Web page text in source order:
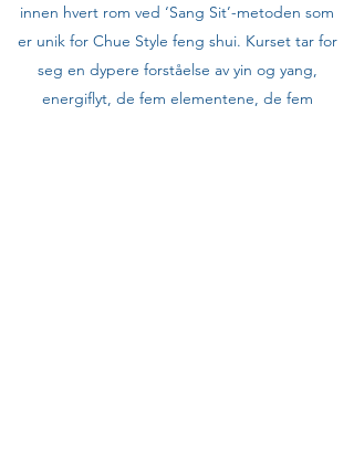
innen hvert rom ved ‘Sang Sit’-metoden som
er unik for Chue Style feng shui. Kurset tar for
seg en dypere forståelse av yin og yang,
energiflyt, de fem elementene, de fem